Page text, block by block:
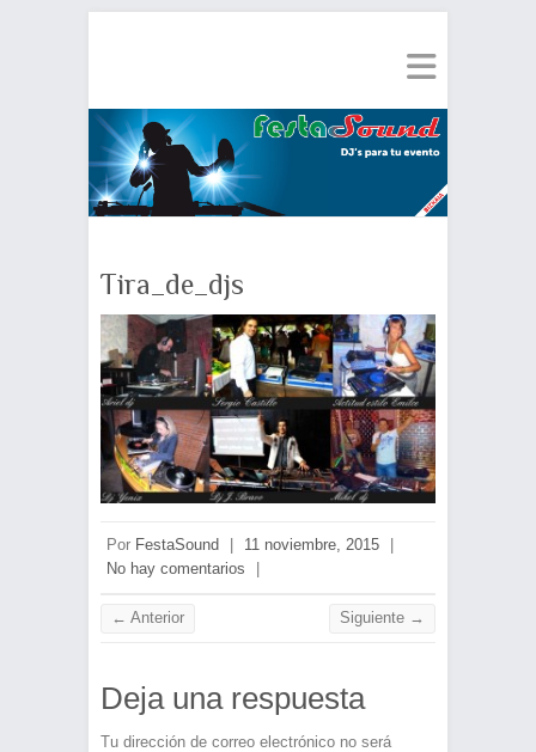
Tira_de_djs
Por FestaSound | 11 noviembre, 2015
|
No hay comentarios
|
← Anterior Siguiente →
Deja una respuesta
Tu dirección de correo electrónico no será